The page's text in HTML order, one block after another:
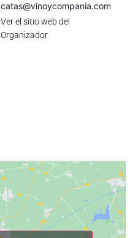
catas@vinoycompania.com
Ver el sitio web del
Organizador